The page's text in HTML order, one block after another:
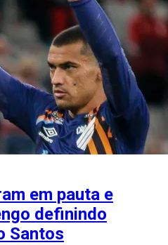
em pauta e
definindo
Santos